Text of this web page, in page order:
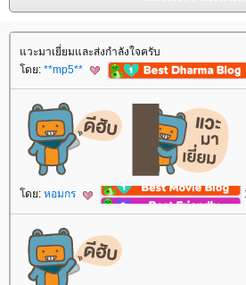
วะมาเยี่ยมและส่งกำลังใจครับ
ดย: **mp5**
ดย: หอมกร